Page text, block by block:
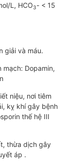
L, HCO3- < 15
giải và máu.
Dopamin,
niệu, nơi tiêm
kỵ khí gây bệnh
thế hệ III
thừa dịch gây
áp .